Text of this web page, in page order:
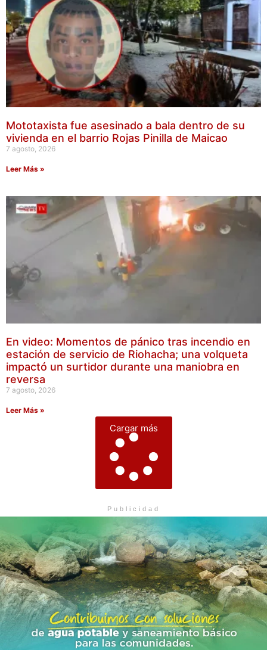
Mototaxista fue asesinado a bala dentro de su
vivienda en el barrio Rojas Pinilla de Maicao
7 agosto, 2026
Leer Más »
En video: Momentos de pánico tras incendio en
estación de servicio de Riohacha; una volqueta
impactó un surtidor durante una maniobra en
reversa
7 agosto, 2026
Leer Más »
Cargar más
Publicidad